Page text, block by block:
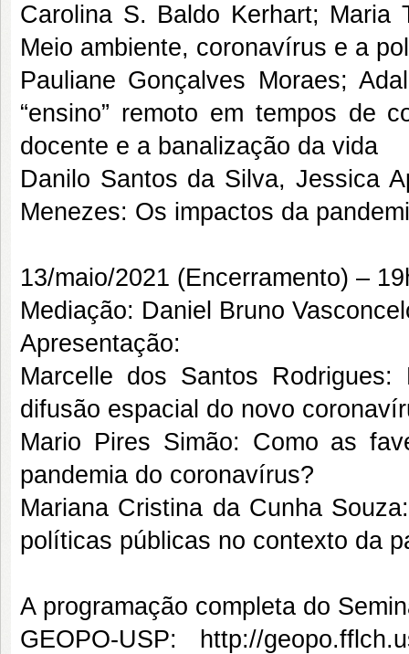
Carolina S. Baldo Kerhart; Maria
Meio ambiente, coronavírus e a
Pauliane Gonçalves Moraes;
“ensino” remoto em tempos de
docente e a banalização da vida
Danilo Santos da Silva, Jessica
Menezes: Os impactos da
13/maio/2021 (Encerramento) –
Mediação: Daniel Bruno
Apresentação:
Marcelle dos Santos
difusão espacial do novo
Mario Pires Simão: Como as
pandemia do coronavírus?
Mariana Cristina da Cunha
políticas públicas no contexto da
A programação completa do
GEOPO-USP:
http://